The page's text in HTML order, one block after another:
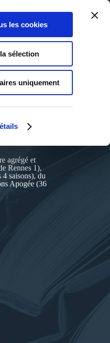
les cookies
sélection
uniquement
0
Panier
agrégé et
Rennes 1),
saisons), du
Apogée (36